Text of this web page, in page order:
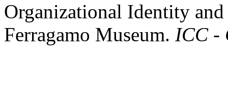
Organizational Identity
Ferragamo Museum. ICC -